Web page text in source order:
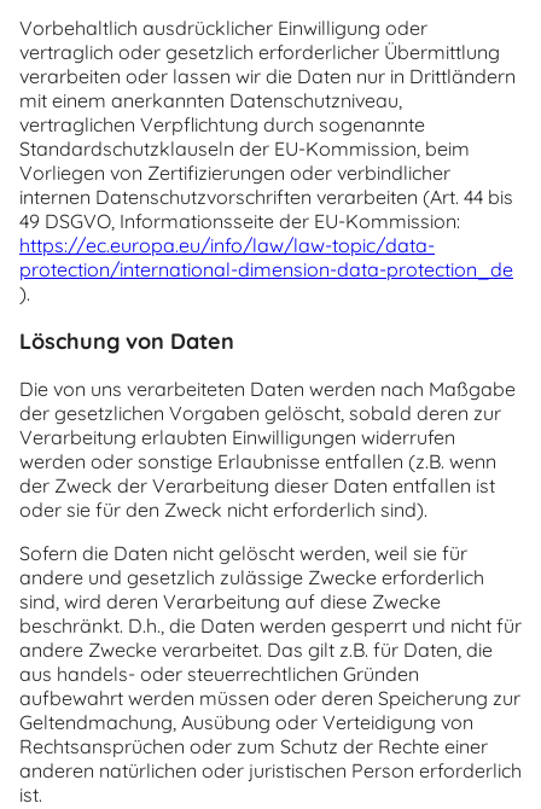
Vorbehaltlich ausdrücklicher Einwilligung oder
vertraglich oder gesetzlich erforderlicher Übermittlung
verarbeiten oder lassen wir die Daten nur in Drittländern
mit einem anerkannten Datenschutzniveau,
vertraglichen Verpflichtung durch sogenannte
Standardschutzklauseln der EU-Kommission, beim
Vorliegen von Zertifizierungen oder verbindlicher
internen Datenschutzvorschriften verarbeiten (Art. 44 bis
49 DSGVO, Informationsseite der EU-Kommission:
https://ec.europa.eu/info/law/law-topic/data-
protection/international-dimension-data-protection_de
).
Löschung von Daten
Die von uns verarbeiteten Daten werden nach Maßgabe
der gesetzlichen Vorgaben gelöscht, sobald deren zur
Verarbeitung erlaubten Einwilligungen widerrufen
werden oder sonstige Erlaubnisse entfallen (z.B. wenn
der Zweck der Verarbeitung dieser Daten entfallen ist
oder sie für den Zweck nicht erforderlich sind).
Sofern die Daten nicht gelöscht werden, weil sie für
andere und gesetzlich zulässige Zwecke erforderlich
sind, wird deren Verarbeitung auf diese Zwecke
beschränkt. D.h., die Daten werden gesperrt und nicht für
andere Zwecke verarbeitet. Das gilt z.B. für Daten, die
aus handels- oder steuerrechtlichen Gründen
aufbewahrt werden müssen oder deren Speicherung zur
Geltendmachung, Ausübung oder Verteidigung von
Rechtsansprüchen oder zum Schutz der Rechte einer
anderen natürlichen oder juristischen Person erforderlich
ist.